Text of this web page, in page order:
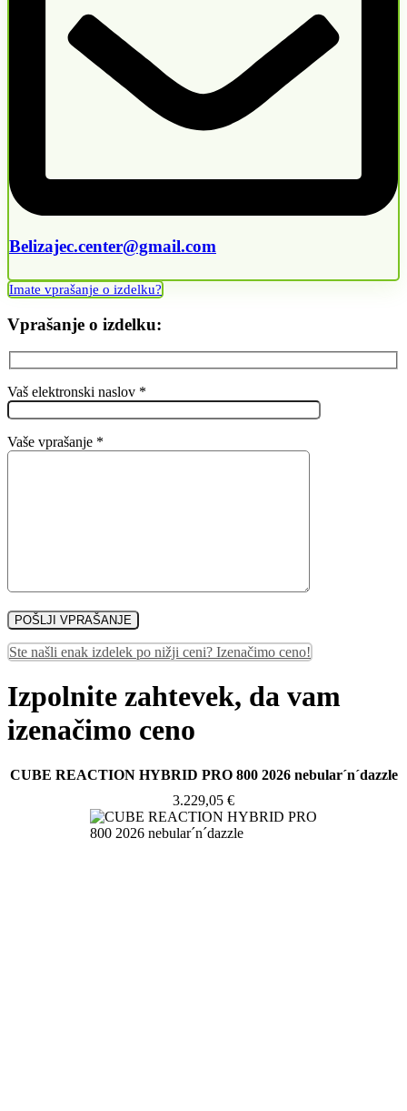
Belizajec.center@gmail.com
Imate vprašanje o izdelku?
Vprašanje o izdelku:
Vaš elektronski naslov *
Vaše vprašanje *
Ste našli enak izdelek po nižji ceni? Izenačimo ceno!
Izpolnite zahtevek, da vam
izenačimo ceno
CUBE REACTION HYBRID PRO 800 2026 nebular´n´dazzle
3.229,05 €